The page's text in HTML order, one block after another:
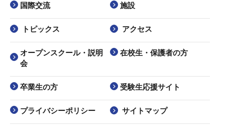
国際交流 施設
トピックス アクセス
オープンスクール・説明
会
在校生・保護者の方
卒業生の方 受験生応援サイト
プライバシーポリシー サイトマップ